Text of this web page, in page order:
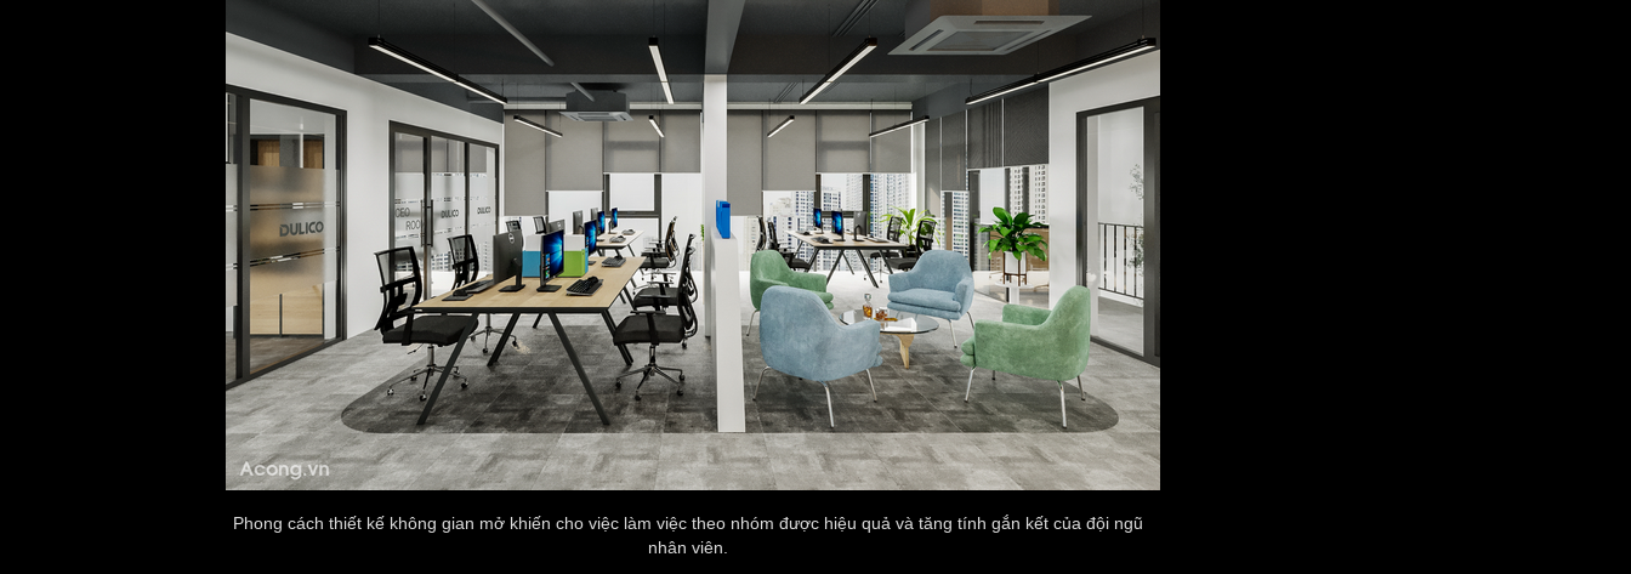
Phong cách thiết kế không gian mở khiến cho việc làm việc theo nhóm được hiệu quả và tăng tính gắn kết của đội ngũ
nhân viên.